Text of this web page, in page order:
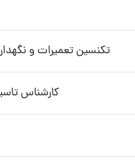
تکنسین تعمیرات و
کارشناس